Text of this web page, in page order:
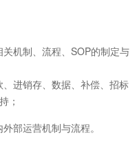
机制、流程、SOP的制定与
进销存、数据、补偿、招标
；
部运营机制与流程。